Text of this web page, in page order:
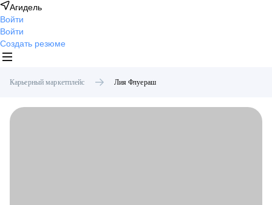
Агидель
Войти
Войти
Создать резюме
Карьерный маркетплейс Лия Флуераш